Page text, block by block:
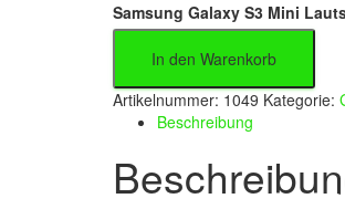
Samsung Galaxy S3 Mini
In den Warenkorb
Artikelnummer: 1049 Kategorie:
Beschreibung